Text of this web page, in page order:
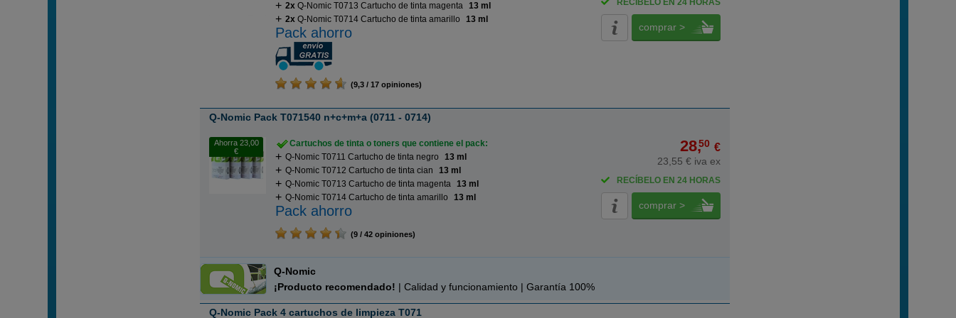
2xQ-Nomic T0713 Cartucho de tinta magenta 13 ml
2xQ-Nomic T0714 Cartucho de tinta amarillo 13 ml
Pack ahorro
(9,3 / 17 opiniones)
RECÍBELO EN 24 HORAS
comprar >
Q-Nomic Pack T071540 n+c+m+a (0711 - 0714)
Ahorra 23,00
€
Cartuchos de tinta o toners que contiene el pack:
Q-Nomic T0711 Cartucho de tinta negro
13 ml
Q-Nomic T0712 Cartucho de tinta cian
13 ml
Q-Nomic T0713 Cartucho de tinta magenta 13 ml
Q-Nomic T0714 Cartucho de tinta amarillo
13 ml
Pack ahorro
(9 / 42 opiniones)
28,50 €
23,55 € iva ex
RECÍBELO EN 24 HORAS
comprar >
Q-Nomic
¡Producto recomendado! | Calidad y funcionamiento | Garantía 100%
Q-Nomic Pack 4 cartuchos de limpieza T071